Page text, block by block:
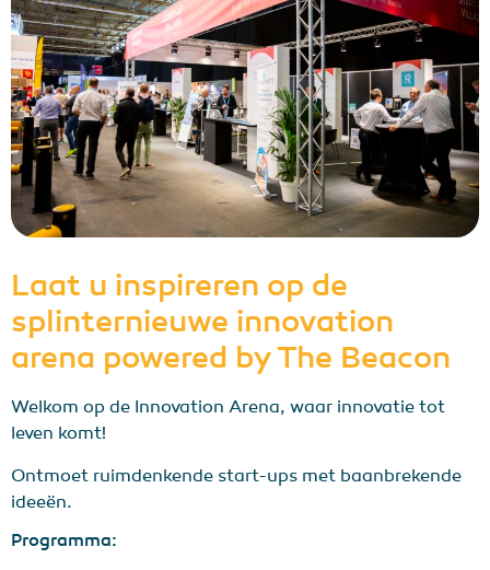
Laat u inspireren op de
splinternieuwe innovation
arena powered by The Beacon
Welkom op de Innovation Arena, waar innovatie tot
leven komt!
Ontmoet ruimdenkende start-ups met baanbrekende
ideeën.
Programma: